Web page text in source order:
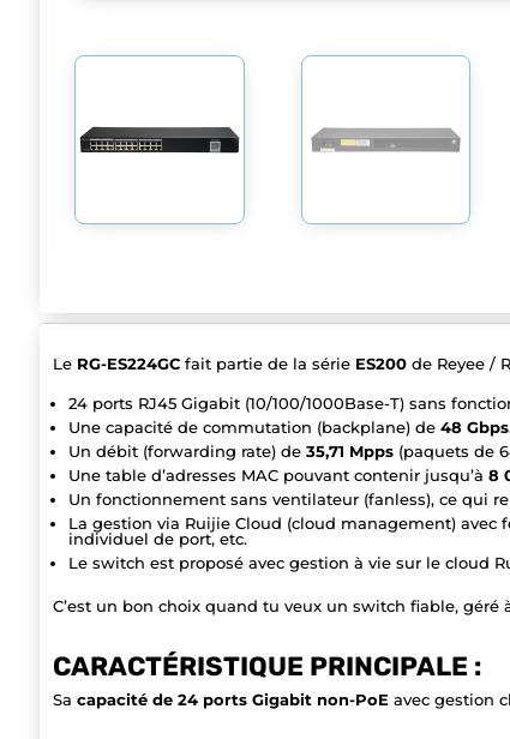
Le RG-ES224GC fait partie de la série ES200 de Reyee /
24 ports RJ45 Gigabit (10/100/1000Base-T) sans
Une capacité de commutation (backplane) de 48 Gbps
Un débit (forwarding rate) de 35,71 Mpps (paquets de
Une table d’adresses MAC pouvant contenir jusqu’à 8
Un fonctionnement sans ventilateur (fanless), ce qui
La gestion via Ruijie Cloud (cloud management)
individuel de port, etc.
Le switch est proposé avec gestion à vie sur le cloud
C’est un bon choix quand tu veux un switch fiable,
CARACTÉRISTIQUE PRINCIPALE :
Sa capacité de 24 ports Gigabit non-PoE avec gestion